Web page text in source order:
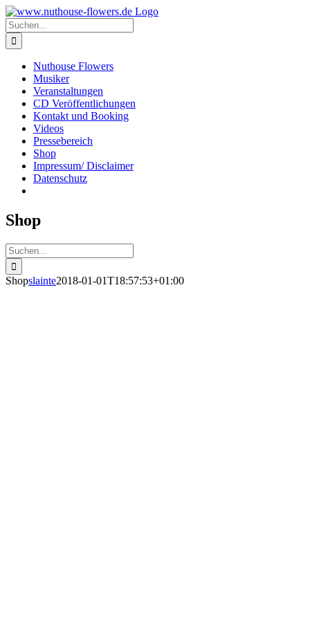
Zum
Inhalt
springen
Suche
nach:
Nuthouse Flowers
Musiker
Veranstaltungen
CD Veröffentlichungen
Kontakt und Booking
Videos
Pressebereich
Shop
Impressum/ Disclaimer
Datenschutz
Shop
Suche
nach:
Shopslainte2018-01-01T18:57:53+01:00